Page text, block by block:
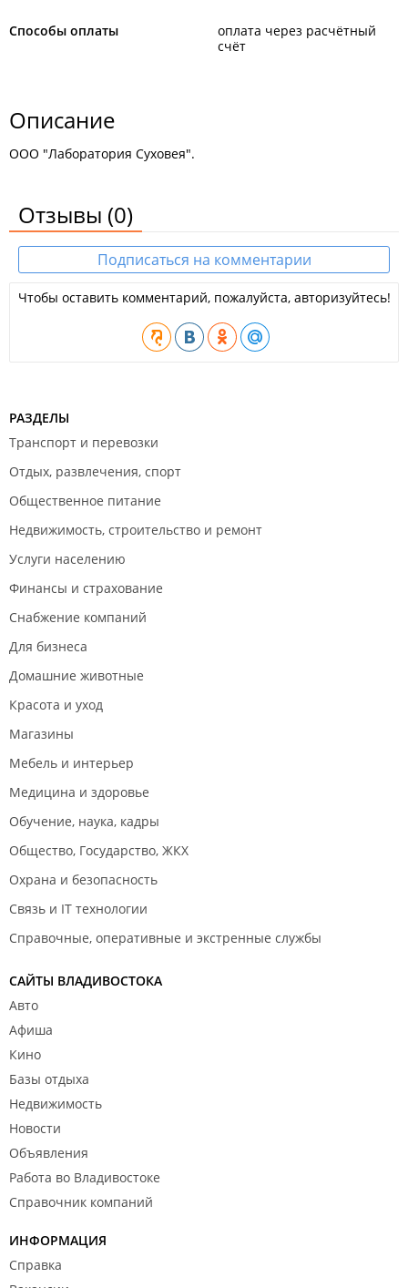
Способы оплаты
оплата через расчётный
счёт
Описание
ООО "Лаборатория Суховея".
Отзывы (0)
Подписаться на комментарии
Чтобы оставить комментарий, пожалуйста, авторизуйтесь!
РАЗДЕЛЫ
Транспорт и перевозки
Отдых, развлечения, спорт
Общественное питание
Недвижимость, строительство и ремонт
Услуги населению
Финансы и страхование
Снабжение компаний
Для бизнеса
Домашние животные
Красота и уход
Магазины
Мебель и интерьер
Медицина и здоровье
Обучение, наука, кадры
Общество, Государство, ЖКХ
Охрана и безопасность
Связь и IT технологии
Справочные, оперативные и экстренные службы
САЙТЫ ВЛАДИВОСТОКА
Авто
Афиша
Кино
Базы отдыха
Недвижимость
Новости
Объявления
Работа во Владивостоке
Справочник компаний
ИНФОРМАЦИЯ
Справка